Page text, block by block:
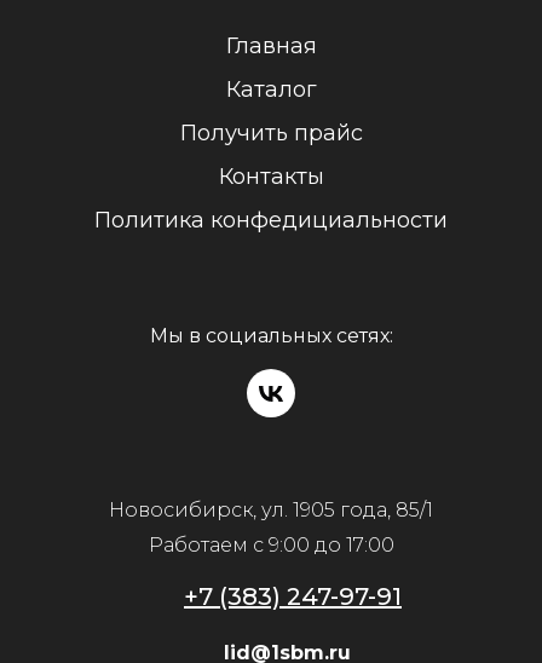
Главная
Каталог
Получить прайс
Контакты
Политика конфедициальности
Мы в социальных сетях:
Новосибирск, ул. 1905 года, 85/1
Работаем с 9:00 до 17:00
+7 (383) 247-97-91
lid@1sbm.ru